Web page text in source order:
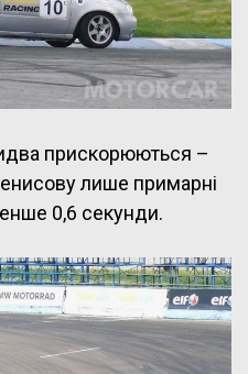
прискорюються –
лише примарні
0,6 секунди.